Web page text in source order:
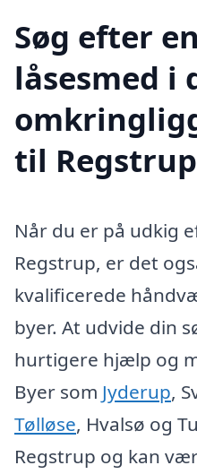
Søg efter
låsesmed i
til Regstrup
Når du er på udkig
Regstrup, er det
kvalificerede
byer. At udvide din
hurtigere hjælp og
Byer som Jyderup,
Tølløse, Hvalsø og
Regstrup og kan